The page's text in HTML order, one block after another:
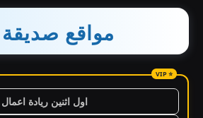
مواقع صديقة
اول اثنين ريادة اعمال